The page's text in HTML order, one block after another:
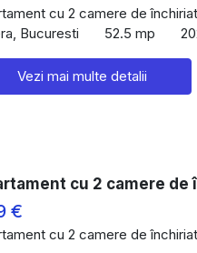
cu 2 camere de închiriat
Bucuresti
52.5 mp
Vezi mai multe detalii
cu 2 camere
€
cu 2 camere de închiriat